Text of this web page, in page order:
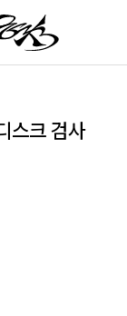
스크 검사